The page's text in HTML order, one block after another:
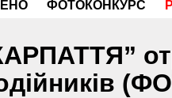
ФОТОКОНКУРС